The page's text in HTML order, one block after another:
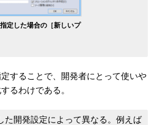
定した場合の［新しいプ
することで、開発者にとって使いや
るわけである。
開発設定によって異なる。例えば